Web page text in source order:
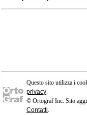
Questo sito utilizza i
privacy.
© Ortograf Inc. Sito
Contatti.